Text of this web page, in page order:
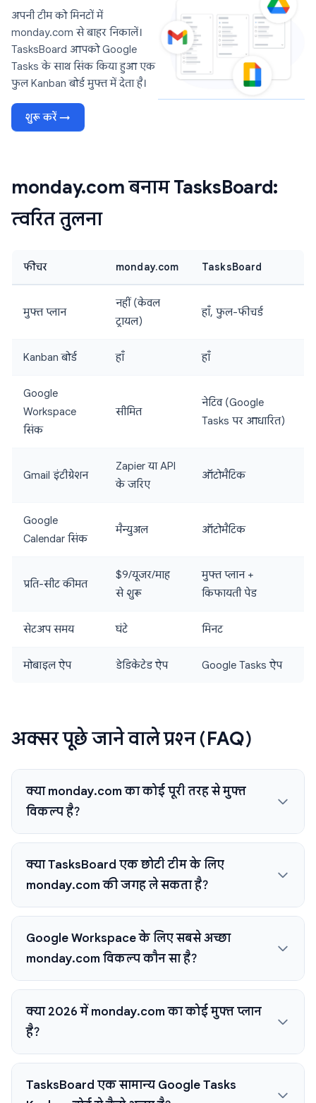
अपनी टीम को मिनटों में
monday.com से बाहर निकालें।
TasksBoard आपको Google
Tasks के साथ सिंक किया हुआ एक
फुल Kanban बोर्ड मुफ्त में देता है।
शुरू करें →
monday.com बनाम TasksBoard:
त्वरित तुलना
फीचर monday.com TasksBoard
मुफ्त प्लान
नहीं (केवल
ट्रायल)
हाँ, फुल-फीचर्ड
Kanban बोर्ड हाँ हाँ
Google
Workspace
सिंक
सीमित
नेटिव (Google
Tasks पर आधारित)
Gmail इंटीग्रेशन
Zapier या API
के जरिए
ऑटोमैटिक
Google
Calendar सिंक
मैन्युअल ऑटोमैटिक
प्रति-सीट कीमत
$9/यूजर/माह
से शुरू
मुफ्त प्लान +
किफायती पेड
सेटअप समय घंटे मिनट
मोबाइल ऐप डेडिकेटेड ऐप Google Tasks ऐप
अक्सर पूछे जाने वाले प्रश्न (FAQ)
क्या monday.com का कोई पूरी तरह से मुफ्त
विकल्प है?
क्या TasksBoard एक छोटी टीम के लिए
monday.com की जगह ले सकता है?
Google Workspace के लिए सबसे अच्छा
monday.com विकल्प कौन सा है?
क्या 2026 में monday.com का कोई मुफ्त प्लान
है?
TasksBoard एक सामान्य Google Tasks